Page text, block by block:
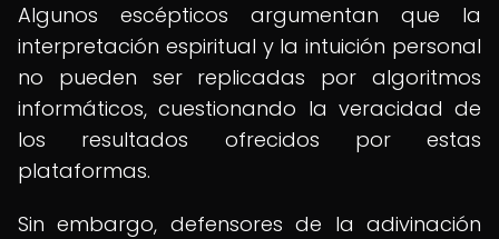
Algunos escépticos argumentan que la
interpretación espiritual y la intuición personal
no pueden ser replicadas por algoritmos
informáticos, cuestionando la veracidad de
los resultados ofrecidos por estas
plataformas.
Sin embargo, defensores de la adivinación